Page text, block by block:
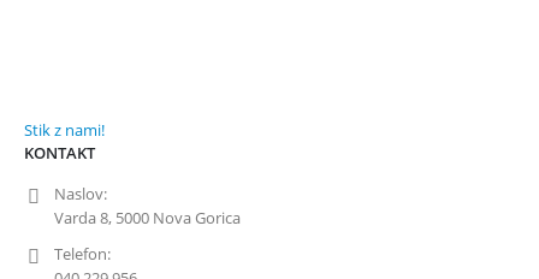
Stik z nami!
KONTAKT
Naslov:
Varda 8, 5000 Nova Gorica
Telefon: